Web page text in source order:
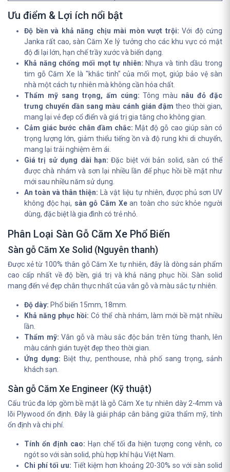
Ưu điểm & Lợi ích nổi bật
Độ bền và khả năng chịu mài mòn vượt trội: Với độ cứng
Janka rất cao, sàn Căm Xe lý tưởng cho các khu vực có mật
độ đi lại lớn, hạn chế trầy xước và biến dạng.
Khả năng chống mối mọt tự nhiên: Nhựa và tinh dầu trong
tim gỗ Căm Xe là "khắc tinh" của mối mọt, giúp bảo vệ sàn
nhà một cách tự nhiên mà không cần hóa chất.
Thẩm mỹ sang trọng, ấm cúng: Tông màu nâu đỏ đặc
trưng chuyển dần sang màu cánh gián đậm theo thời gian,
mang lại vẻ đẹp cổ điển và giá trị gia tăng cho không gian.
Cảm giác bước chân đầm chắc: Mật độ gỗ cao giúp sàn có
trọng lượng lớn, giảm thiểu tiếng ồn và độ rung khi di chuyển,
mang lại trải nghiệm êm ái.
Giá trị sử dụng dài hạn: Đặc biệt với bản solid, sàn có thể
được chà nhám và sơn lại nhiều lần để phục hồi bề mặt như
mới sau nhiều năm sử dụng.
An toàn và thân thiện: Là vật liệu tự nhiên, được phủ sơn UV
không độc hại, sàn gỗ Căm Xean toàn cho sức khỏe người
dùng, đặc biệt là gia đình có trẻ nhỏ.
Phân Loại Sàn Gỗ Căm Xe Phổ Biến
Sàn gỗ Căm Xe Solid (Nguyên thanh)
Được xẻ từ 100% thân gỗ Căm Xe tự nhiên, đây là dòng sản phẩm
cao cấp nhất về độ bền, giá trị và khả năng phục hồi. Sàn solid
mang đến vẻ đẹp chân thực nhất của vân gỗ và màu sắc tự nhiên.
Độ dày: Phổ biến 15mm, 18mm.
Khả năng phục hồi: Có thể chà nhám, làm mới bề mặt nhiều
lần.
Thẩm mỹ: Vân gỗ và màu sắc độc bản trên từng thanh, lên
màu cánh gián tuyệt đẹp theo thời gian.
Ứng dụng: Biệt thự, penthouse, nhà phố sang trọng, sảnh
khách sạn.
Sàn gỗ Căm Xe Engineer (Kỹ thuật)
Cấu trúc đa lớp gồm bề mặt là gỗ Căm Xe tự nhiên dày 2-4mm và
lõi Plywood ổn định. Đây là giải pháp cân bằng giữa thẩm mỹ, tính
ổn định và chi phí.
Tính ổn định cao: Hạn chế tối đa hiện tượng cong vênh, co
ngót so với sàn solid, phù hợp khí hậu Việt Nam.
Chi phí tối ưu: Tiết kiệm hơn khoảng 20-30% so với sàn solid